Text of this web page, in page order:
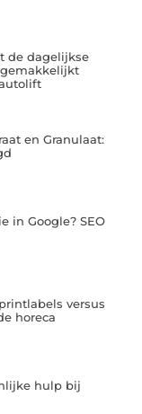
de dagelijkse
en Granulaat:
in Google? SEO
versus
horeca
hulp bij